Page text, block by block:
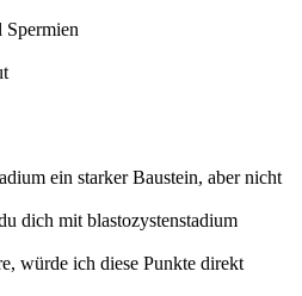
Spermien
ein starker Baustein, aber nicht
dich mit blastozystenstadium
würde ich diese Punkte direkt